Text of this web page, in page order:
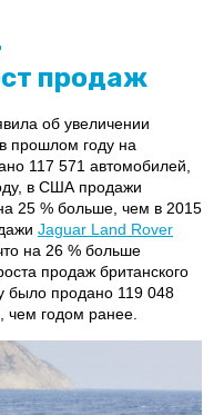
продаж
об увеличении
прошлом году на
117 571 автомобилей,
в США продажи
25 % больше, чем в 2015
Jaguar Land Rover
на 26 % больше
продаж британского
было продано 119 048
чем годом ранее.